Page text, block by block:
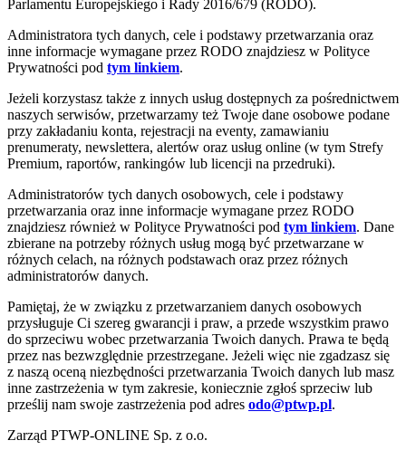
Parlamentu Europejskiego i Rady 2016/679 (RODO).
Administratora tych danych, cele i podstawy przetwarzania oraz
inne informacje wymagane przez RODO znajdziesz w Polityce
Prywatności pod tym linkiem.
Jeżeli korzystasz także z innych usług dostępnych za pośrednictwem
naszych serwisów, przetwarzamy też Twoje dane osobowe podane
przy zakładaniu konta, rejestracji na eventy, zamawianiu
prenumeraty, newslettera, alertów oraz usług online (w tym Strefy
Premium, raportów, rankingów lub licencji na przedruki).
Administratorów tych danych osobowych, cele i podstawy
przetwarzania oraz inne informacje wymagane przez RODO
znajdziesz również w Polityce Prywatności pod tym linkiem. Dane
zbierane na potrzeby różnych usług mogą być przetwarzane w
różnych celach, na różnych podstawach oraz przez różnych
administratorów danych.
Pamiętaj, że w związku z przetwarzaniem danych osobowych
przysługuje Ci szereg gwarancji i praw, a przede wszystkim prawo
do sprzeciwu wobec przetwarzania Twoich danych. Prawa te będą
przez nas bezwzględnie przestrzegane. Jeżeli więc nie zgadzasz się
z naszą oceną niezbędności przetwarzania Twoich danych lub masz
inne zastrzeżenia w tym zakresie, koniecznie zgłoś sprzeciw lub
prześlij nam swoje zastrzeżenia pod adres odo@ptwp.pl.
Zarząd PTWP-ONLINE Sp. z o.o.